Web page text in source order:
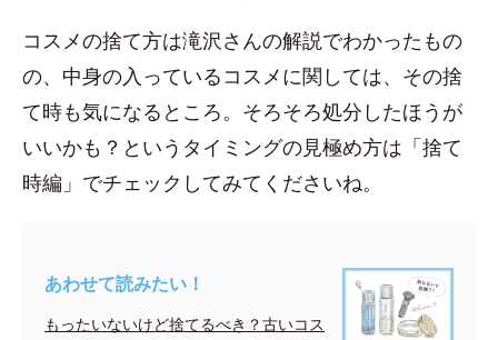
コスメの捨て方は滝沢さんの解説でわかったもの
の、中身の入っているコスメに関しては、その捨
て時も気になるところ。そろそろ処分したほうが
いいかも？というタイミングの見極め方は「捨て
時編」でチェックしてみてくださいね。
あわせて読みたい！
もったいないけど捨てるべき？古いコス